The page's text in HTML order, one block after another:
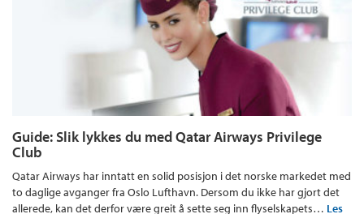
Guide: Slik lykkes du med Qatar Airways Privilege
Club
Qatar Airways har inntatt en solid posisjon i det norske markedet med
to daglige avganger fra Oslo Lufthavn. Dersom du ikke har gjort det
allerede, kan det derfor være greit å sette seg inn flyselskapets… Les